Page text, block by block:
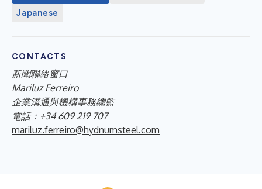
Japanese
CONTACTS
新聞聯絡窗口
Mariluz Ferreiro
企業溝通與機構事務總監
電話：+34 609 219 707
mariluz.ferreiro@hydnumsteel.com